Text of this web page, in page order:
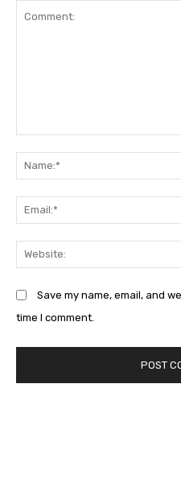
Save my name, email, and
time I comment.